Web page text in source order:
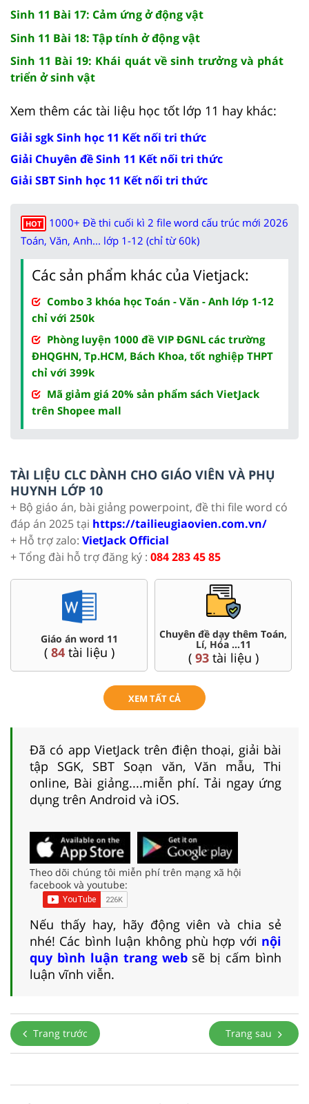
Sinh 11 Bài 17: Cảm ứng ở động vật
Sinh 11 Bài 18: Tập tính ở động vật
Sinh 11 Bài 19: Khái quát về sinh trưởng và phát
triển ở sinh vật
Xem thêm các tài liệu học tốt lớp 11 hay khác:
Giải sgk Sinh học 11 Kết nối tri thức
Giải Chuyên đề Sinh 11 Kết nối tri thức
Giải SBT Sinh học 11 Kết nối tri thức
HOT
1000+ Đề thi cuối kì 2 file word cấu trúc mới 2026
Toán, Văn, Anh... lớp 1-12 (chỉ từ 60k)
Các sản phẩm khác của Vietjack:
Combo 3 khóa học Toán - Văn - Anh lớp 1-12
chỉ với 250k
Phòng luyện 1000 đề VIP ĐGNL các trường
ĐHQGHN, Tp.HCM, Bách Khoa, tốt nghiệp THPT
chỉ với 399k
Mã giảm giá 20% sản phẩm sách VietJack
trên Shopee mall
TÀI LIỆU CLC DÀNH CHO GIÁO VIÊN VÀ PHỤ
HUYNH LỚP 10
+ Bộ giáo án, bài giảng powerpoint, đề thi file word có
đáp án 2025 tại https://tailieugiaovien.com.vn/
+ Hỗ trợ zalo: VietJack Official
+ Tổng đài hỗ trợ đăng ký : 084 283 45 85
Giáo án word 11
( 84tài liệu )
Chuyên đề dạy thêm Toán,
Lí, Hóa ...11
( 93tài liệu )
XEM TẤT CẢ
Đã có app VietJack trên điện thoại, giải bài
tập SGK, SBT Soạn văn, Văn mẫu, Thi
online, Bài giảng....miễn phí. Tải ngay ứng
dụng trên Android và iOS.
Theo dõi chúng tôi miễn phí trên mạng xã hội
facebook và youtube:
Nếu thấy hay, hãy động viên và chia sẻ
nhé! Các bình luận không phù hợp với nội
quy bình luận trang websẽ bị cấm bình
luận vĩnh viễn.
Trang trước Trang sau